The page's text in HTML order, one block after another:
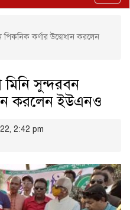
পিকনিক কর্ণার উদ্বোধান করলেন
মিনি সুন্দরবন
করলেন ইউএনও
2:42 pm